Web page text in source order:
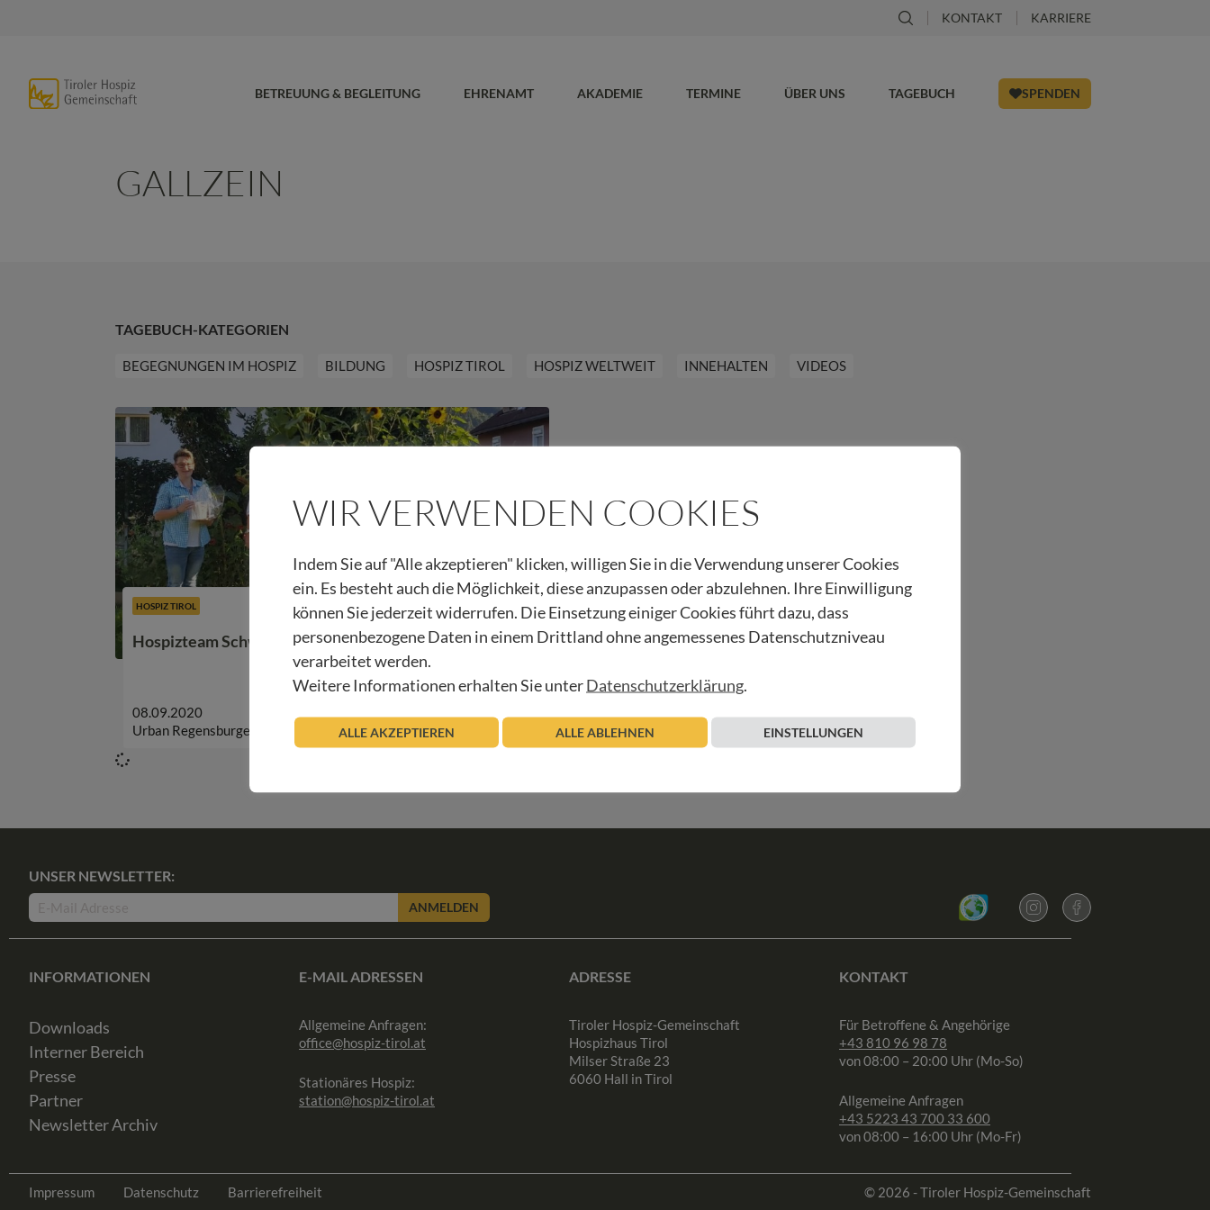
KONTAKT KARRIERE
BETREUUNG & BEGLEITUNG EHRENAMT AKADEMIE TERMINE ÜBER UNS TAGEBUCH SPENDEN
GALLZEIN
TAGEBUCH-KATEGORIEN
BEGEGNUNGEN IM HOSPIZ BILDUNG HOSPIZ TIROL HOSPIZ WELTWEIT INNEHALTEN VIDEOS
HOSPIZ TIROL
Hospizteam Schwaz & Umgebung sagt Danke!
08.09.2020
Urban Regensburger
Beitrag lesen
UNSER NEWSLETTER:
ANMELDEN
INFORMATIONEN
Downloads
Interner Bereich
Presse
Partner
Newsletter Archiv
E-MAIL ADRESSEN
Allgemeine Anfragen:
office@hospiz-tirol.at
Stationäres Hospiz:
station@hospiz-tirol.at
ADRESSE
Tiroler Hospiz-Gemeinschaft
Hospizhaus Tirol
Milser Straße 23
6060 Hall in Tirol
KONTAKT
Für Betroffene & Angehörige
+43 810 96 98 78
von 08:00 – 20:00 Uhr (Mo-So)
Allgemeine Anfragen
+43 5223 43 700 33 600
von 08:00 – 16:00 Uhr (Mo-Fr)
Impressum Datenschutz Barrierefreiheit © 2026 - Tiroler Hospiz-Gemeinschaft
WIR VERWENDEN COOKIES
Indem Sie auf "Alle akzeptieren" klicken, willigen Sie in die Verwendung unserer Cookies
ein. Es besteht auch die Möglichkeit, diese anzupassen oder abzulehnen. Ihre Einwilligung
können Sie jederzeit widerrufen. Die Einsetzung einiger Cookies führt dazu, dass
personenbezogene Daten in einem Drittland ohne angemessenes Datenschutzniveau
verarbeitet werden.
Weitere Informationen erhalten Sie unterDatenschutzerklärung.
ALLE AKZEPTIEREN ALLE ABLEHNEN EINSTELLUNGEN